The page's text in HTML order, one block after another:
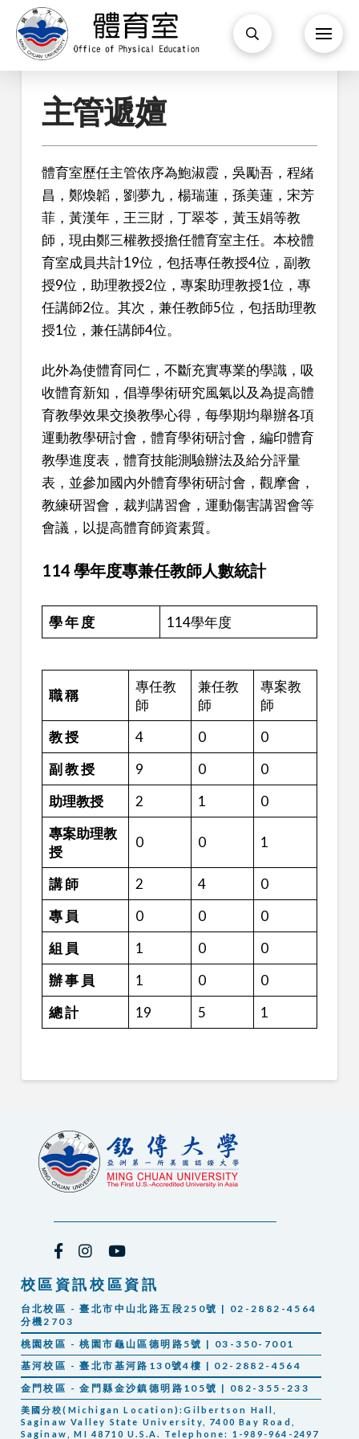
主管遞嬗
體育室歷任主管依序為鮑淑霞，吳勵吾，程緒
昌，鄭煥韜，劉夢九，楊瑞蓮，孫美蓮，宋芳
菲，黃漢年，王三財，丁翠苓，黃玉娟等教
師，現由鄭三權教授擔任體育室主任。本校體
育室成員共計19位，包括專任教授4位，副教
授9位，助理教授2位，專案助理教授1位，專
任講師2位。其次，兼任教師5位，包括助理教
授1位，兼任講師4位。
此外為使體育同仁，不斷充實專業的學識，吸
收體育新知，倡導學術研究風氣以及為提高體
育教學效果交換教學心得，每學期均舉辦各項
運動教學研討會，體育學術研討會，編印體育
教學進度表，體育技能測驗辦法及給分評量
表，並參加國內外體育學術研討會，觀摩會，
教練研習會，裁判講習會，運動傷害講習會等
會議，以提高體育師資素質。
114 學年度專兼任教師人數統計
學 年 度 114學年度
職 稱
專任教
師
兼任教
師
專案教
師
教 授
4 0
0
副 教 授
9 0
0
助理教授
2 1
0
專案助理教
授
0 0 1
講 師 2 4
0
專 員
0 0
0
組 員
1 0
0
辦 事 員
1 0
0
總 計
19 5 1
校區資訊校區資訊
台北校區 - 臺北市中山北路五段250號 | 02-2882-4564
分機2703
桃園校區 - 桃園市龜山區德明路5號 | 03-350-7001
基河校區 - 臺北市基河路130號4樓 | 02-2882-4564
金門校區 - 金門縣金沙鎮德明路105號 | 082-355-233
美國分校(Michigan Location):Gilbertson Hall,
Saginaw Valley State University, 7400 Bay Road,
Saginaw, MI 48710 U.S.A. Telephone: 1-989-964-2497